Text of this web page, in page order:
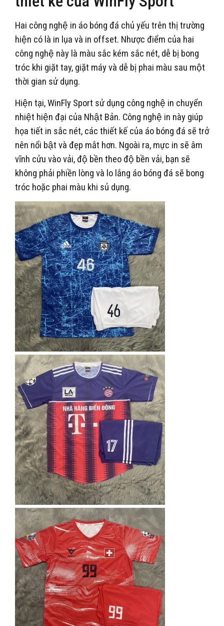
Hai công nghệ in áo bóng đá chủ yếu trên thị trường
hiện có là in lụa và in offset. Nhược điểm của hai
công nghệ này là màu sắc kém sắc nét, dễ bị bong
tróc khi giặt tay, giặt máy và dễ bị phai màu sau một
thời gian sử dụng.
Hiện tại, WinFly Sport sử dụng công nghệ in chuyển
nhiệt hiện đại của Nhật Bản. Công nghệ in này giúp
họa tiết in sắc nét, các thiết kế của áo bóng đá sẽ trở
nên nổi bật và đẹp mắt hơn. Ngoài ra, mực in sẽ âm
vĩnh cửu vào vải, độ bền theo độ bền vải, bạn sẽ
không phải phiền lòng và lo lắng áo bóng đá sẽ bong
tróc hoặc phai màu khi sủ dụng.